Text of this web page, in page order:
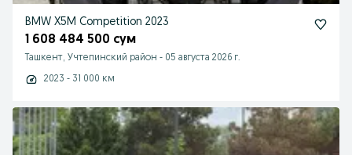
BMW X5M Competition 2023
1 608 484 500 сум
Ташкент, Учтепинский район - 05 августа 2026 г.
2023 - 31 000 км